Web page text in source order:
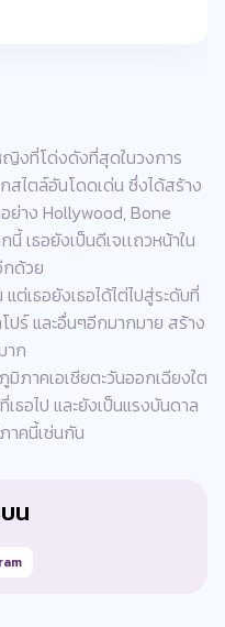
ญิงที่โด่งดังที่สุดในวงการ
ไตล์อันโดดเด่น ซึ่งได้สร้าง
ย่าง Hollywood, Bone
เธอยังเป็นดีเจเเถวหน้าใน
ด้วย
ต่เธอยังเธอได้ไต่ไปสู่ระดับที่
ปร์ และอื่นๆอีกมากมาย สร้าง
าก
ภาคเอเชียตะวันออกเฉียงใต
ธอไป และยังเป็นแรงบันดาล
าคนี้เช่นกัน
น